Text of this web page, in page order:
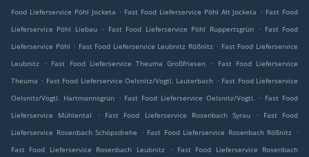
Food Lieferservice Pöhl Jocketa . Fast Food Lieferservice Pöhl Alt Jocketa . Fast Food
Lieferservice Pöhl Liebau . Fast Food Lieferservice Pöhl Ruppertsgrün . Fast Food
Lieferservice Pöhl . Fast Food Lieferservice Leubnitz Rößnitz . Fast Food Lieferservice
Leubnitz
. Fast Food Lieferservice Theuma Großfriesen .
Fast Food Lieferservice
Theuma . Fast Food Lieferservice Oelsnitz/Vogtl. Lauterbach . Fast Food Lieferservice
Oelsnitz/Vogtl. Hartmannsgrün . Fast Food Lieferservice Oelsnitz/Vogtl. . Fast Food
Lieferservice Mühlental
. Fast Food Lieferservice Rosenbach Syrau .
Fast Food
Lieferservice Rosenbach Schöpsdrehe
. Fast Food Lieferservice Rosenbach Rößnitz .
Fast Food Lieferservice Rosenbach Leubnitz
.
Fast Food Lieferservice Rosenbach